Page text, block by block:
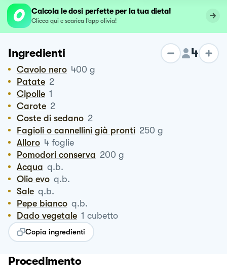
Calcola le dosi perfette per la tua dieta!
Clicca qui e scarica l’app olivia!
Ingredienti 4
Cavolo nero 400 g
Patate 2
Cipolle 1
Carote 2
Coste di sedano 2
Fagioli o cannellini già pronti 250 g
Alloro 4 foglie
Pomodori conserva 200 g
Acqua q.b.
Olio evo q.b.
Sale q.b.
Pepe bianco q.b.
Dado vegetale 1 cubetto
Copia ingredienti
Procedimento